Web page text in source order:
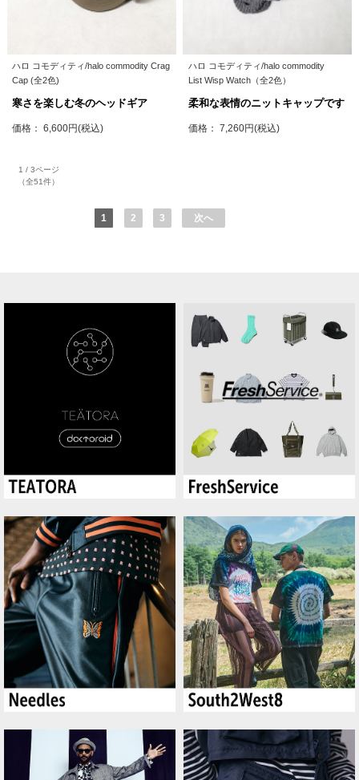
ハロ コモディティ/halo commodity Crag
Cap (全2色)
寒さを楽しむ冬のヘッドギア
価格： 6,600円(税込)
ハロ コモディティ/halo commodity
List Wisp Watch（全2色）
柔和な表情のニットキャップです
価格： 7,260円(税込)
1 / 3ページ
（全51件）
1 2 3 次へ